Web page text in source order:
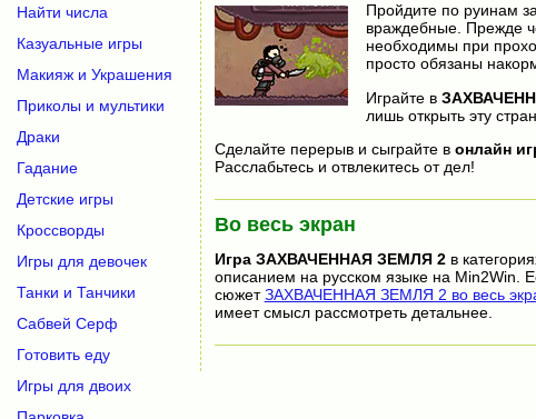
Пройдите по руинам
враждебные. Прежде
необходимы при
просто обязаны
Играйте в
лишь открыть эту
Сделайте перерыв и сыграйте в онлайн
Расслабьтесь и отвлекитесь от дел!
Во весь экран
Игра ЗАХВАЧЕННАЯ ЗЕМЛЯ 2в
описанием на русском языке на Min2Win.
сюжетЗАХВАЧЕННАЯ ЗЕМЛЯ 2 во весь
имеет смысл рассмотреть детальнее.
Найти числа
Казуальные игры
Макияж и Украшения
Приколы и мультики
Драки
Гадание
Детские игры
Кроссворды
Игры для девочек
Танки и Танчики
Сабвей Серф
Готовить еду
Игры для двоих